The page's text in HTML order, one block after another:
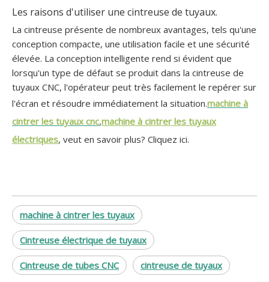
Les raisons d'utiliser une cintreuse de tuyaux.
La cintreuse présente de nombreux avantages, tels qu'une
conception compacte, une utilisation facile et une sécurité
élevée. La conception intelligente rend si évident que
lorsqu'un type de défaut se produit dans la cintreuse de
tuyaux CNC, l'opérateur peut très facilement le repérer sur
l'écran et résoudre immédiatement la situation.machine à
cintrer les tuyaux cnc,machine à cintrer les tuyaux
électriques, veut en savoir plus? Cliquez ici.
machine à cintrer les tuyaux
Cintreuse électrique de tuyaux
Cintreuse de tubes CNC cintreuse de tuyaux